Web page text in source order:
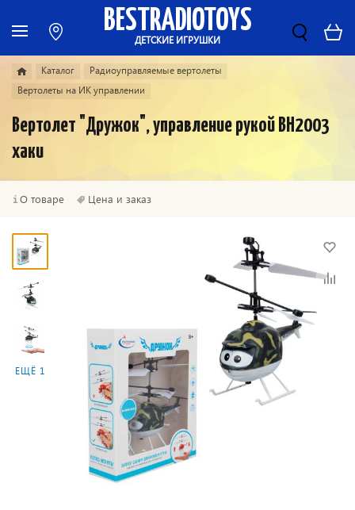
BESTRADIOTOYS
ДЕТСКИЕ ИГРУШКИ
Каталог
Радиоуправляемые вертолеты
Вертолеты на ИК управлении
Вертолет "Дружок", управление рукой ВН2003
хаки
О товаре Цена и заказ
ЕЩЁ 1